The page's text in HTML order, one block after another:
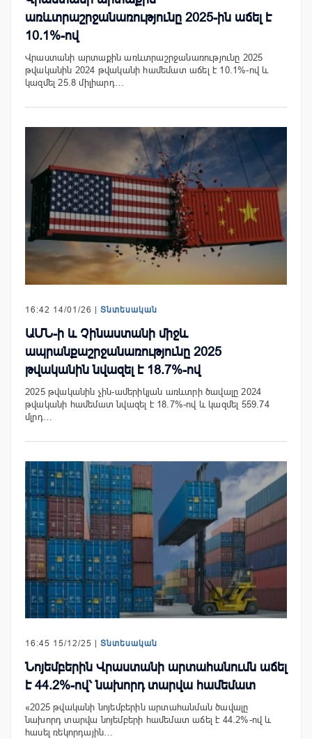
առևտրաշրջանառությունը 2025-ին աճել է
10.1%-ով
Վրաստանի արտաքին առևտրաշրջանառությունը 2025
թվականին 2024 թվականի համեմատ աճել է 10.1%-ով և
կազմել 25.8 միլիարդ…
16:42 14/01/26 | Տնտեսական
ԱՄՆ-ի և Չինաստանի միջև
ապրանքաշրջանառությունը 2025
թվականին նվազել է 18.7%-ով
2025 թվականին չին-ամերիկյան առևտրի ծավալը 2024
թվականի համեմատ նվազել է 18.7%-ով և կազմել 559.74
մլրդ…
16:45 15/12/25 | Տնտեսական
Նոյեմբերին Վրաստանի արտահանումն աճել
է 44.2%-ով՝ նախորդ տարվա համեմատ
«2025 թվականի նոյեմբերին արտահանման ծավալը
նախորդ տարվա նոյեմբերի համեմատ աճել է 44.2%-ով և
հասել ռեկորդային…